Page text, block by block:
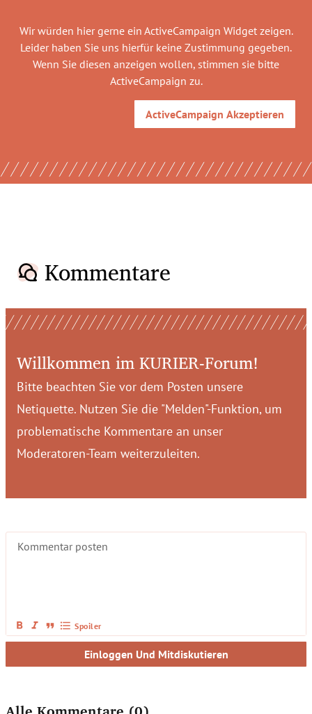
Wir würden hier gerne ein ActiveCampaign Widgetzeigen.
Leider haben Sie uns hierfür keine Zustimmung gegeben.
Wenn Sie diesen anzeigen wollen, stimmen sie bitte
ActiveCampaign zu.
ActiveCampaign Akzeptieren
Kommentare